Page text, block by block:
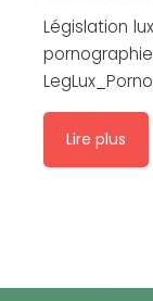
Législation
Lire plus